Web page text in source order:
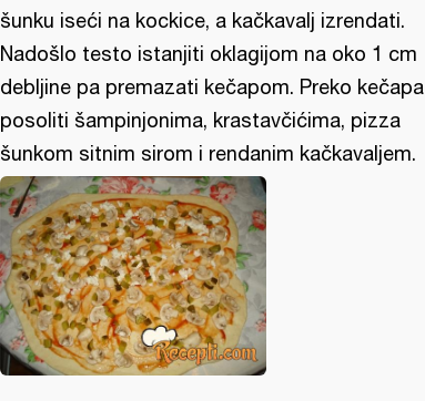
šunku iseći na kockice, a kačkavalj izrendati.
Nadošlo testo istanjiti oklagijom na oko 1 cm
debljine pa premazati kečapom. Preko kečapa
posoliti šampinjonima, krastavčićima, pizza
šunkom sitnim sirom i rendanim kačkavaljem.